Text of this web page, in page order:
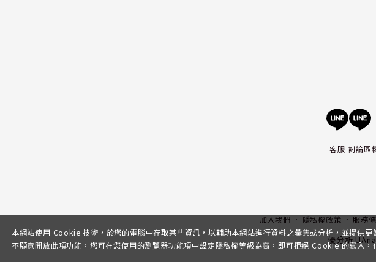
客服 討論區
加入我們 隱私權政策 服務
優分析
本網站使用 Cookie 技術，於您的電腦中存取某些資訊，以輔助本網站進行資料之彙集或分析，並提供
不願意開放此項功能，您可在您使用的瀏覽器功能項中設定隱私權等級為高，即可拒絕 Cookie 的寫入，